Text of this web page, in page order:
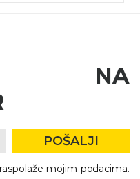
NA
POŠALJI
mojim podacima.